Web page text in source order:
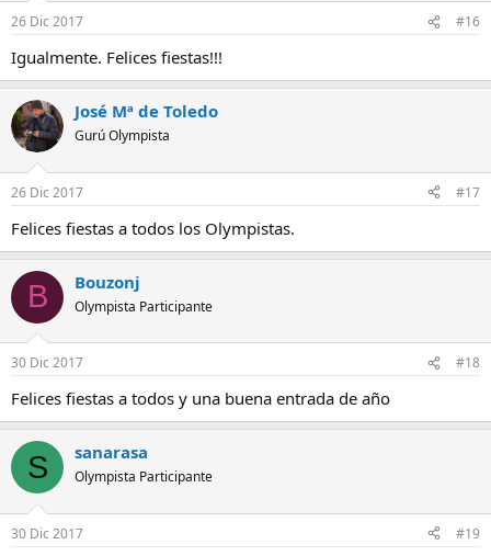
26 Dic 2017 #16
Igualmente. Felices fiestas!!!
José Mª de Toledo
Gurú Olympista
26 Dic 2017 #17
Felices fiestas a todos los Olympistas.
B Bouzonj
Olympista Participante
30 Dic 2017 #18
Felices fiestas a todos y una buena entrada de año
S sanarasa
Olympista Participante
30 Dic 2017 #19